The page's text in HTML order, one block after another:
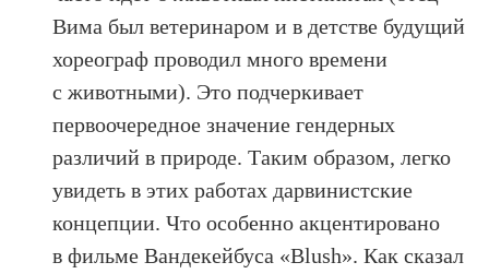
Вима был ветеринаром и в детстве будущий
хореограф проводил много времени
с животными). Это подчеркивает
первоочередное значение гендерных
различий в природе. Таким образом, легко
увидеть в этих работах дарвинистские
концепции. Что особенно акцентировано
в фильме Вандекейбуса «Blush». Как сказал